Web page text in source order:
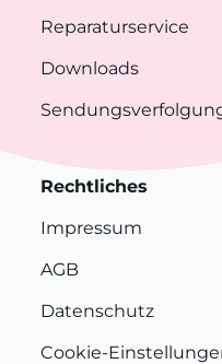
Reparaturservice
Downloads
Rechtliches
Impressum
AGB
Datenschutz
Cookie-